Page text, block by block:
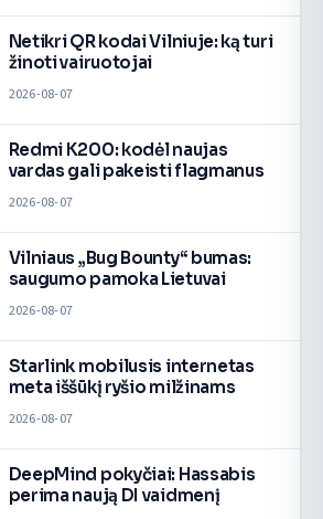
Netikri QR kodai Vilniuje: ką turi
žinoti vairuotojai
2026-08-07
Redmi K200: kodėl naujas
vardas gali pakeisti flagmanus
2026-08-07
Vilniaus „Bug Bounty“ bumas:
saugumo pamoka Lietuvai
2026-08-07
Starlink mobilusis internetas
meta iššūkį ryšio milžinams
2026-08-07
DeepMind pokyčiai: Hassabis
perima naują DI vaidmenį